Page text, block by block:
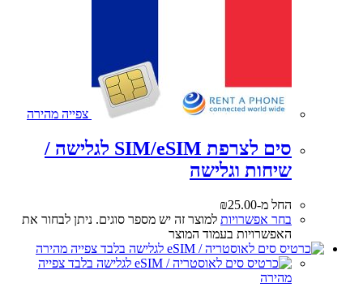
צפייה מהירה
סים לצרפת SIM/eSIM לגלישה /
שיחות וגלישה
החל מ- ₪25.00
בחר אפשרויות למוצר זה יש מספר סוגים. ניתן לבחור את
האפשרויות בעמוד המוצר
צפייה מהירה
צפייה
מהירה